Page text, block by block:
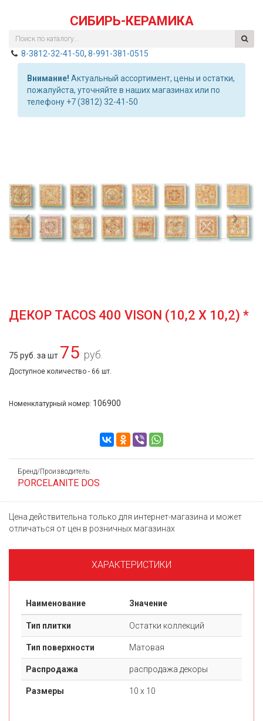
СИБИРЬ-КЕРАМИКА
8-3812-32-41-50, 8-991-381-0515
Внимание! Актуальный ассортимент, цены и остатки,
пожалуйста, уточняйте в наших магазинах или по
телефону +7 (3812) 32-41-50
Previous
ДЕКОР TACOS 400 VISON (10,2 Х 10,2) *
75 руб. за шт 75 руб.
Доступное количество - 66 шт.
Номенклатурный номер: 106900
Бренд/Производитель:
PORCELANITE DOS
Цена действительна только для интернет-магазина и может
отличаться от цен в розничных магазинах
ХАРАКТЕРИСТИКИ
Наименование Значение
Тип плитки Остатки коллекций
Тип поверхности Матовая
Распродажа распродажа декоры
Размеры 10 х 10